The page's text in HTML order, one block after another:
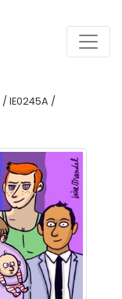
/ IE0245A /